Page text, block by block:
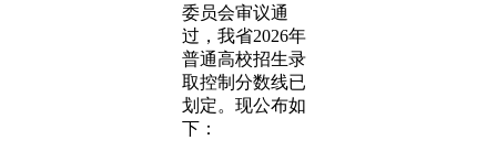
委员会审议通
过，我省2026年
普通高校招生录
取控制分数线已
划定。现公布如
下：